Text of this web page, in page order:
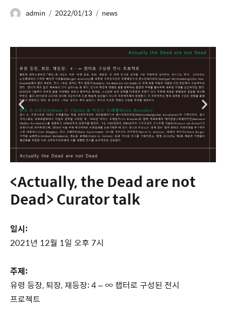
admin 2022/01/13 news
<Actually, the Dead are not
Dead> Curator talk
일시:
2021년 12월 1일 오후 7시
주제:
유령 등장, 퇴장, 재등장: 4 – ∞ 챕터로 구성된 전시
프로젝트